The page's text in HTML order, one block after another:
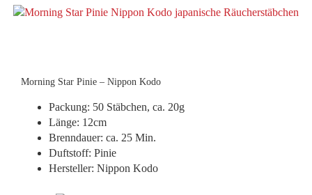
Morning Star Pinie – Nippon Kodo
Packung: 50 Stäbchen, ca. 20g
Länge: 12cm
Brenndauer: ca. 25 Min.
Duftstoff: Pinie
Hersteller: Nippon Kodo